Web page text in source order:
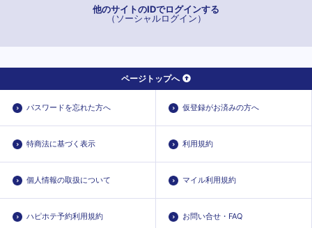
他のサイトのIDでログインする
（ソーシャルログイン）
ページトップへ
パスワードを忘れた方へ 仮登録がお済みの方へ
特商法に基づく表示 利用規約
個人情報の取扱について マイル利用規約
ハピホテ予約利用規約 お問い合せ・FAQ